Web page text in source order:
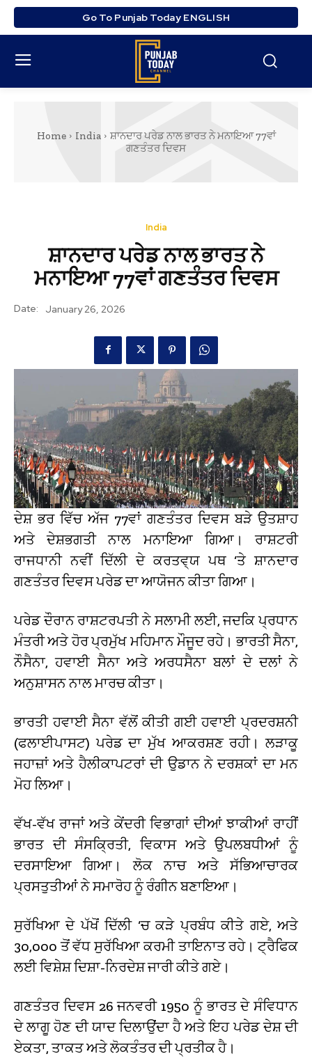
Go To Punjab Today ENGLISH
Home India
ਸ਼ਾਨਦਾਰ ਪਰੇਡ ਨਾਲ ਭਾਰਤ ਨੇ ਮਨਾਇਆ 77ਵਾਂ
ਗਣਤੰਤਰ ਦਿਵਸ
India
ਸ਼ਾਨਦਾਰ ਪਰੇਡ ਨਾਲ ਭਾਰਤ ਨੇ
ਮਨਾਇਆ 77ਵਾਂ ਗਣਤੰਤਰ ਦਿਵਸ
Date: January 26, 2026
ਦੇਸ਼ ਭਰ ਵਿੱਚ ਅੱਜ 77ਵਾਂ ਗਣਤੰਤਰ ਦਿਵਸ ਬੜੇ ਉਤਸ਼ਾਹ
ਅਤੇ ਦੇਸ਼ਭਗਤੀ ਨਾਲ ਮਨਾਇਆ ਗਿਆ। ਰਾਸ਼ਟਰੀ
ਰਾਜਧਾਨੀ ਨਵੀਂ ਦਿੱਲੀ ਦੇ ਕਰਤਵ੍ਯ ਪਥ ‘ਤੇ ਸ਼ਾਨਦਾਰ
ਗਣਤੰਤਰ ਦਿਵਸ ਪਰੇਡ ਦਾ ਆਯੋਜਨ ਕੀਤਾ ਗਿਆ।
ਪਰੇਡ ਦੌਰਾਨ ਰਾਸ਼ਟਰਪਤੀ ਨੇ ਸਲਾਮੀ ਲਈ, ਜਦਕਿ ਪ੍ਰਧਾਨ
ਮੰਤਰੀ ਅਤੇ ਹੋਰ ਪ੍ਰਮੁੱਖ ਮਹਿਮਾਨ ਮੌਜੂਦ ਰਹੇ। ਭਾਰਤੀ ਸੈਨਾ,
ਨੌਸੈਨਾ, ਹਵਾਈ ਸੈਨਾ ਅਤੇ ਅਰਧਸੈਨਾ ਬਲਾਂ ਦੇ ਦਲਾਂ ਨੇ
ਅਨੁਸ਼ਾਸਨ ਨਾਲ ਮਾਰਚ ਕੀਤਾ।
ਭਾਰਤੀ ਹਵਾਈ ਸੈਨਾ ਵੱਲੋਂ ਕੀਤੀ ਗਈ ਹਵਾਈ ਪ੍ਰਦਰਸ਼ਨੀ
(ਫਲਾਈਪਾਸਟ) ਪਰੇਡ ਦਾ ਮੁੱਖ ਆਕਰਸ਼ਣ ਰਹੀ। ਲੜਾਕੂ
ਜਹਾਜ਼ਾਂ ਅਤੇ ਹੈਲੀਕਾਪਟਰਾਂ ਦੀ ਉਡਾਨ ਨੇ ਦਰਸ਼ਕਾਂ ਦਾ ਮਨ
ਮੋਹ ਲਿਆ।
ਵੱਖ-ਵੱਖ ਰਾਜਾਂ ਅਤੇ ਕੇਂਦਰੀ ਵਿਭਾਗਾਂ ਦੀਆਂ ਝਾਕੀਆਂ ਰਾਹੀਂ
ਭਾਰਤ ਦੀ ਸੰਸਕ੍ਰਿਤੀ, ਵਿਕਾਸ ਅਤੇ ਉਪਲਬਧੀਆਂ ਨੂੰ
ਦਰਸਾਇਆ ਗਿਆ। ਲੋਕ ਨਾਚ ਅਤੇ ਸੱਭਿਆਚਾਰਕ
ਪ੍ਰਸਤੁਤੀਆਂ ਨੇ ਸਮਾਰੋਹ ਨੂੰ ਰੰਗੀਨ ਬਣਾਇਆ।
ਸੁਰੱਖਿਆ ਦੇ ਪੱਖੋਂ ਦਿੱਲੀ ‘ਚ ਕੜੇ ਪ੍ਰਬੰਧ ਕੀਤੇ ਗਏ, ਅਤੇ
30,000 ਤੋਂ ਵੱਧ ਸੁਰੱਖਿਆ ਕਰਮੀ ਤਾਇਨਾਤ ਰਹੇ। ਟ੍ਰੈਫਿਕ
ਲਈ ਵਿਸ਼ੇਸ਼ ਦਿਸ਼ਾ-ਨਿਰਦੇਸ਼ ਜਾਰੀ ਕੀਤੇ ਗਏ।
ਗਣਤੰਤਰ ਦਿਵਸ 26 ਜਨਵਰੀ 1950 ਨੂੰ ਭਾਰਤ ਦੇ ਸੰਵਿਧਾਨ
ਦੇ ਲਾਗੂ ਹੋਣ ਦੀ ਯਾਦ ਦਿਲਾਉਂਦਾ ਹੈ ਅਤੇ ਇਹ ਪਰੇਡ ਦੇਸ਼ ਦੀ
ਏਕਤਾ, ਤਾਕਤ ਅਤੇ ਲੋਕਤੰਤਰ ਦੀ ਪ੍ਰਤੀਕ ਹੈ।